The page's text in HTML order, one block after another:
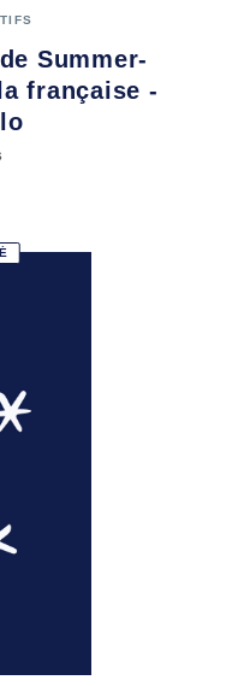
Summer-
française -